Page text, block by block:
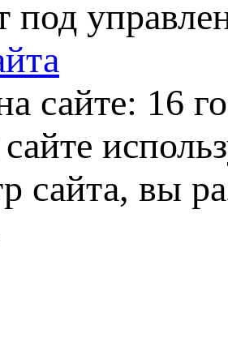
под
сайте: 16
сайта, вы